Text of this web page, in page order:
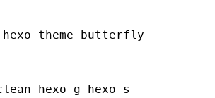
theme-butterfly
hexo g hexo s